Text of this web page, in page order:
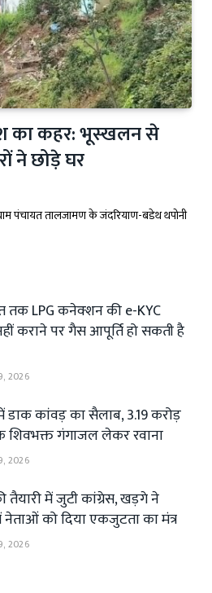
का कहर: भूस्खलन से
ने छोड़े घर
पंचायत तालजामण के जंदरियाण-बडेथ थपोनी
तक LPG कनेक्शन की e-KYC
कराने पर गैस आपूर्ति हो सकती है
2026
में डाक कांवड़ का सैलाब, 3.19 करोड़
गंगाजल लेकर रवाना
2026
तैयारी में जुटी कांग्रेस, खड़गे ने
नेताओं को दिया एकजुटता का मंत्र
2026